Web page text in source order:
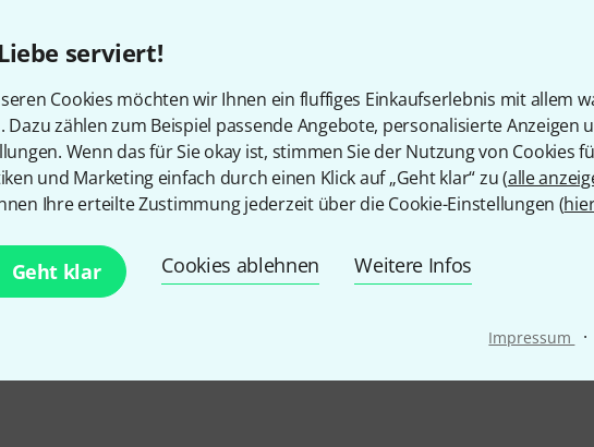
serviert!
Cookies möchten wir Ihnen ein fluffiges Einkaufserlebnis mit allem
Dazu zählen zum Beispiel passende Angebote, personalisierte Anzeigen
Wenn das für Sie okay ist, stimmen Sie der Nutzung von Cookies
und Marketing einfach durch einen Klick auf „Geht klar“ zu (alle
Ihre erteilte Zustimmung jederzeit über die Cookie-Einstellungen (
Geht klar Cookies ablehnen Weitere Infos
Impressum ·